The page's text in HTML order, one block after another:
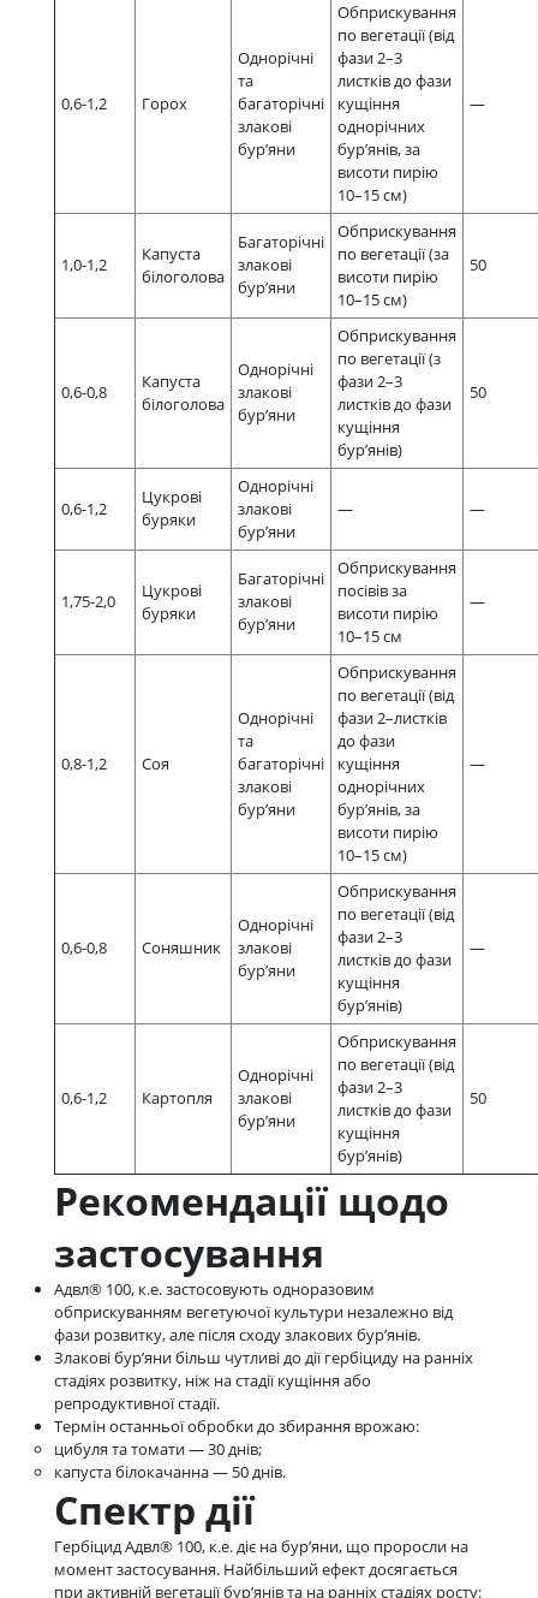
0,6-1,2 Горох
Однорічні
та
багаторічні
злакові
бур’яни
Обприскування
по вегетації (від
фази 2–3
листків до фази
кущіння
однорічних
бур’янів, за
висоти пирію
10–15 см)
—
1,0-1,2
Капуста
білоголова
Багаторічні
злакові
бур’яни
Обприскування
по вегетації (за
висоти пирію
10–15 см)
50
0,6-0,8
Капуста
білоголова
Однорічні
злакові
бур’яни
Обприскування
по вегетації (з
фази 2–3
листків до фази
кущіння
бур’янів)
50
0,6-1,2
Цукрові
буряки
Однорічні
злакові
бур’яни
— —
1,75-2,0
Цукрові
буряки
Багаторічні
злакові
бур’яни
Обприскування
посівів за
висоти пирію
10–15 см
—
0,8-1,2 Соя
Однорічні
та
багаторічні
злакові
бур’яни
Обприскування
по вегетації (від
фази 2–листків
до фази
кущіння
однорічних
бур’янів, за
висоти пирію
10–15 см)
—
0,6-0,8 Соняшник
Однорічні
злакові
бур’яни
Обприскування
по вегетації (від
фази 2–3
листків до фази
кущіння
бур’янів)
—
0,6-1,2 Картопля
Однорічні
злакові
бур’яни
Обприскування
по вегетації (від
фази 2–3
листків до фази
кущіння
бур’янів)
50
Рекомендації щодо
застосування
Адвл® 100, к.е. застосовують одноразовим
обприскуванням вегетуючої культури незалежно від
фази розвитку, але після сходу злакових бур’янів.
Злакові бур’яни більш чутливі до дії гербіциду на ранніх
стадіях розвитку, ніж на стадії кущіння або
репродуктивної стадії.
Термін останньої обробки до збирання врожаю:
цибуля та томати — 30 днів;
капуста білокачанна — 50 днів.
Спектр дії
Гербіцид Адвл® 100, к.е. діє на бур’яни, що проросли на
момент застосування. Найбільший ефект досягається
при активній вегетації бур’янів та на ранніх стадіях росту: